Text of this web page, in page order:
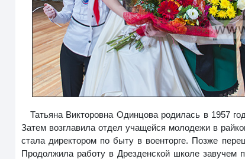
Татьяна Викторовна Одинцова родилась в 1957
Затем возглавила отдел учащейся молодежи в
стала директором по быту в военторге. Позже
Продолжила работу в Дрезденской школе завучем